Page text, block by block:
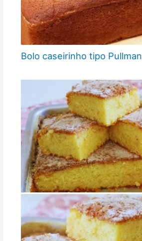
Bolo caseirinho tipo Pullman